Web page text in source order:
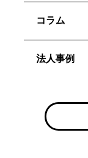
コラム
法人事例